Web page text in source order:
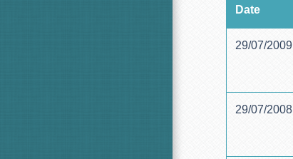
Date
29/07/2009
29/07/2008